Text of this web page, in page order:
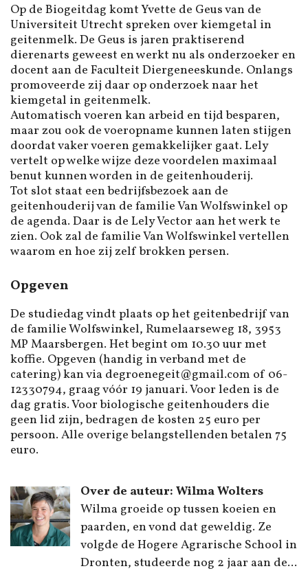
Op de Biogeitdag komt Yvette de Geus van de
Universiteit Utrecht spreken over kiemgetal in
geitenmelk. De Geus is jaren praktiserend
dierenarts geweest en werkt nu als onderzoeker en
docent aan de Faculteit Diergeneeskunde. Onlangs
promoveerde zij daar op onderzoek naar het
kiemgetal in geitenmelk.
Automatisch voeren kan arbeid en tijd besparen,
maar zou ook de voeropname kunnen laten stijgen
doordat vaker voeren gemakkelijker gaat. Lely
vertelt op welke wijze deze voordelen maximaal
benut kunnen worden in de geitenhouderij.
Tot slot staat een bedrijfsbezoek aan de
geitenhouderij van de familie Van Wolfswinkel op
de agenda. Daar is de Lely Vector aan het werk te
zien. Ook zal de familie Van Wolfswinkel vertellen
waarom en hoe zij zelf brokken persen.
Opgeven
De studiedag vindt plaats op het geitenbedrijf van
de familie Wolfswinkel, Rumelaarseweg 18, 3953
MP Maarsbergen. Het begint om 10.30 uur met
koffie. Opgeven (handig in verband met de
catering) kan via degroenegeit@gmail.com of 06-
12330794, graag vóór 19 januari. Voor leden is de
dag gratis. Voor biologische geitenhouders die
geen lid zijn, bedragen de kosten 25 euro per
persoon. Alle overige belangstellenden betalen 75
euro.
Over de auteur: Wilma Wolters
Wilma groeide op tussen koeien en
paarden, en vond dat geweldig. Ze
volgde de Hogere Agrarische School in
Dronten, studeerde nog 2 jaar aan de...